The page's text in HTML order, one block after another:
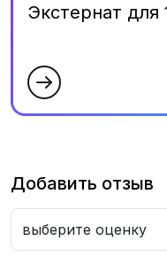
Экстернат для
Добавить отзыв